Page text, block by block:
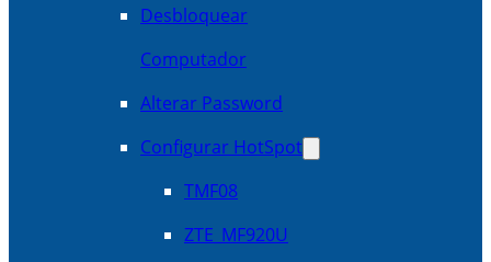
Desbloquear
Computador
Alterar Password
Configurar HotSpot
TMF08
ZTE_MF920U